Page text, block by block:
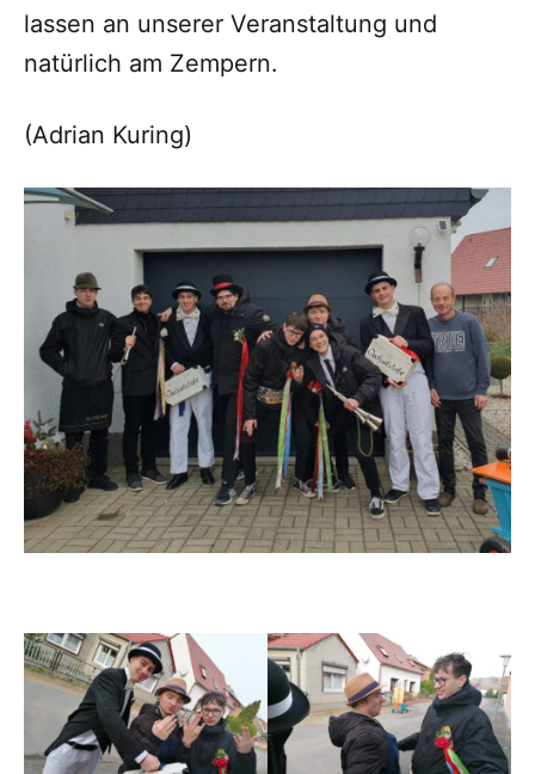
lassen an unserer Veranstaltung und
natürlich am Zempern.
(Adrian Kuring)